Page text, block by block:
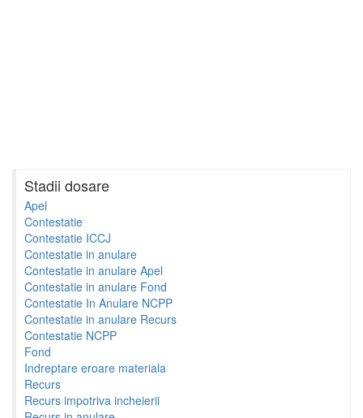
Stadii dosare
Apel
Contestatie
Contestatie ICCJ
Contestatie in anulare
Contestatie in anulare Apel
Contestatie in anulare Fond
Contestatie In Anulare NCPP
Contestatie in anulare Recurs
Contestatie NCPP
Fond
Indreptare eroare materiala
Recurs
Recurs impotriva incheierii